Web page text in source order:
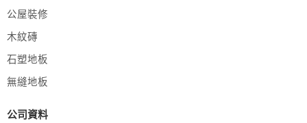
公屋裝修
木紋磚
石塑地板
無縫地板
公司資料